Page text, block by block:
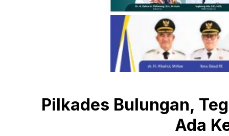
Pilkades Bulungan,
Ada